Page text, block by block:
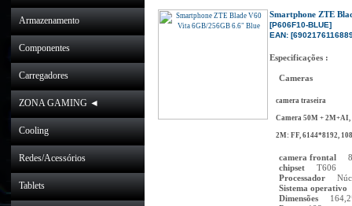
Armazenamento
Componentes
Carregadores
ZONA GAMING ◄
Cooling
Redes/Acessórios
Tablets
Smartphone ZTE
[P606F10-BLUE]
EAN:
Especificações :
Cameras
camera traseira
Camera 50M + 2M+AI,
2M: FF, 6144*8192,
camera frontal
chipset
T606
Processador
Sistema operativo
Dimensões